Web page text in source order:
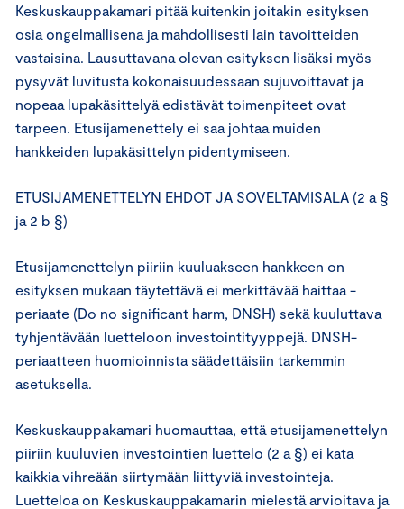
Keskuskauppakamari pitää kuitenkin joitakin esityksen
osia ongelmallisena ja mahdollisesti lain tavoitteiden
vastaisina. Lausuttavana olevan esityksen lisäksi myös
pysyvät luvitusta kokonaisuudessaan sujuvoittavat ja
nopeaa lupakäsittelyä edistävät toimenpiteet ovat
tarpeen. Etusijamenettely ei saa johtaa muiden
hankkeiden lupakäsittelyn pidentymiseen.
ETUSIJAMENETTELYN EHDOT JA SOVELTAMISALA (2 a §
ja 2 b §)
Etusijamenettelyn piiriin kuuluakseen hankkeen on
esityksen mukaan täytettävä ei merkittävää haittaa -
periaate (Do no significant harm, DNSH) sekä kuuluttava
tyhjentävään luetteloon investointityyppejä. DNSH-
periaatteen huomioinnista säädettäisiin tarkemmin
asetuksella.
Keskuskauppakamari huomauttaa, että etusijamenettelyn
piiriin kuuluvien investointien luettelo (2 a §) ei kata
kaikkia vihreään siirtymään liittyviä investointeja.
Luetteloa on Keskuskauppakamarin mielestä arvioitava ja